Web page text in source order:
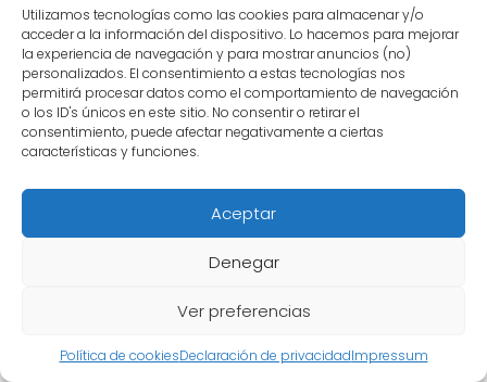
Utilizamos tecnologías como las cookies para almacenar y/o
acceder a la información del dispositivo. Lo hacemos para mejorar
la experiencia de navegación y para mostrar anuncios (no)
personalizados. El consentimiento a estas tecnologías nos
permitirá procesar datos como el comportamiento de navegación
o los ID's únicos en este sitio. No consentir o retirar el
consentimiento, puede afectar negativamente a ciertas
características y funciones.
Aceptar
Denegar
Ver preferencias
Política de cookiesDeclaración de privacidadImpressum
interesante que añade más detalles a la rica
historia de esta serie.
Hay alguna información
Androide 18 que sea
No hay información oficial sobre la altura
Ball. Sin embargo, se puedeestimar su